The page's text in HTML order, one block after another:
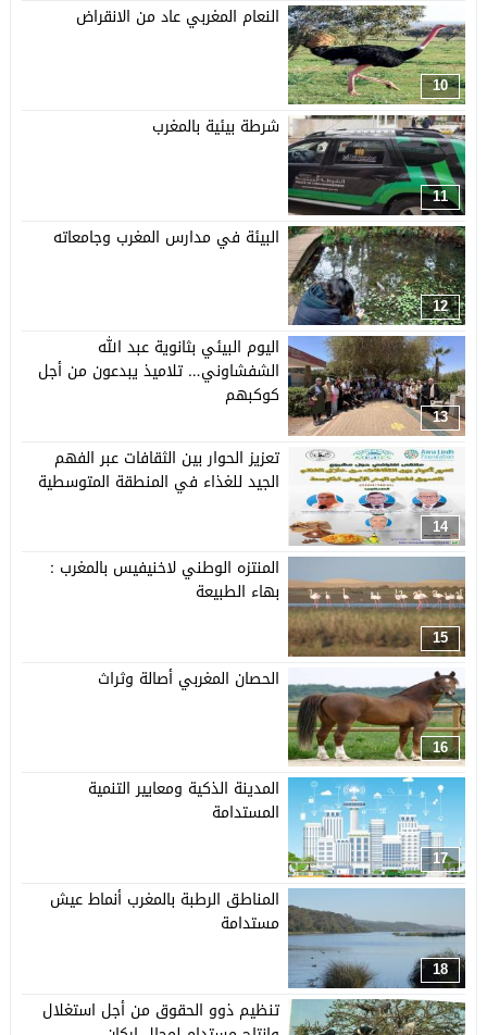
10
النعام المغربي عاد من الانقراض
11
شرطة بيئية بالمغرب
12
البيئة في مدارس المغرب وجامعاته
13
اليوم البيئي بثانوية عبد الله
الشفشاوني… تلاميذ يبدعون من أجل
كوكبهم
14
تعزيز الحوار بين الثقافات عبر الفهم
الجيد للغذاء في المنطقة المتوسطية
15
المنتزه الوطني لاخنيفيس بالمغرب :
بهاء الطبيعة
16
الحصان المغربي أصالة وثراث
17
المدينة الذكية ومعايير التنمية
المستدامة
18
المناطق الرطبة بالمغرب أنماط عيش
مستدامة
تنظيم ذوو الحقوق من أجل استغلال